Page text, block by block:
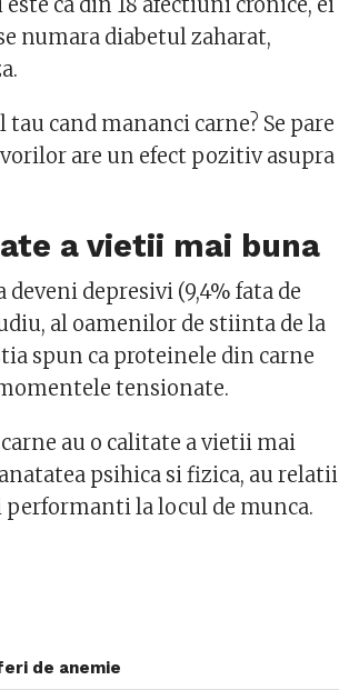
numara diabetul zaharat,
cand mananci carne? Se pare
are un efect pozitiv asupra
a vietii mai buna
deveni depresivi (9,4% fata de
al oamenilor de stiinta de la
spun ca proteinele din carne
tensionate.
au o calitate a vietii mai
psihica si fizica, au relatii
la locul de munca.
de anemie